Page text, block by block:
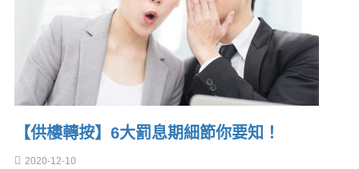
【供樓轉按】6大罰息期細節你要知！
2020-12-10